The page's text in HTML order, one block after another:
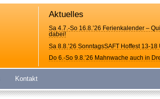
Aktuelles
Sa 4.7.-So 16.8.’26 Ferienkalender –
dabei!
Sa 8.8.’26 SonntagsSAFT Hoffest 13-18
Do 6.-So 9.8.’26 Mahnwache auch in
Kontakt